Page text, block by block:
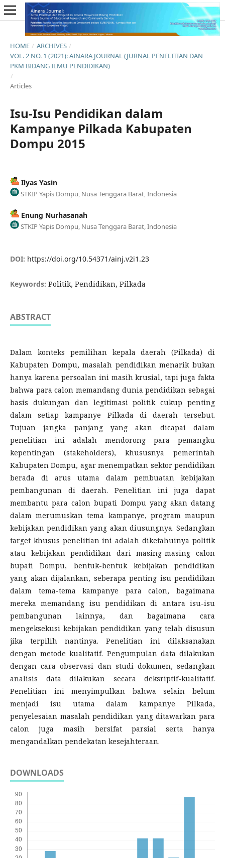
HOME / ARCHIVES /
VOL. 2 NO. 1 (2021): AINARA JOURNAL (JURNAL PENELITIAN DAN
PKM BIDANG ILMU PENDIDIKAN)
/
Articles
Isu-Isu Pendidikan dalam
Kampanye Pilkada Kabupaten
Dompu 2015
Ilyas Yasin
STKIP Yapis Dompu, Nusa Tenggara Barat, Indonesia
Enung Nurhasanah
STKIP Yapis Dompu, Nusa Tenggara Barat, Indonesia
DOI: https://doi.org/10.54371/ainj.v2i1.23
Keywords: Politik, Pendidikan, Pilkada
ABSTRACT
Dalam konteks pemilihan kepala daerah (Pilkada) di
Kabupaten Dompu, masalah pendidikan menarik bukan
hanya karena persoalan ini masih krusial, tapi juga fakta
bahwa para calon memandang dunia pendidikan sebagai
basis dukungan dan legitimasi politik cukup penting
dalam setiap kampanye Pilkada di daerah tersebut.
Tujuan jangka panjang yang akan dicapai dalam
penelitian ini adalah mendorong para pemangku
kepentingan (stakeholders), khususnya pemerintah
Kabupaten Dompu, agar menempatkan sektor pendidikan
berada di arus utama dalam pembuatan kebijakan
pembangunan di daerah. Penelitian ini juga dapat
membantu para calon bupati Dompu yang akan datang
dalam merumuskan tema kampanye, program maupun
kebijakan pendidikan yang akan diusungnya. Sedangkan
target khusus penelitian ini adalah diketahuinya politik
atau kebijakan pendidikan dari masing-masing calon
bupati Dompu, bentuk-bentuk kebijakan pendidikan
yang akan dijalankan, seberapa penting isu pendidikan
dalam tema-tema kampanye para calon, bagaimana
mereka memandang isu pendidikan di antara isu-isu
pembangunan lainnya, dan bagaimana cara
mengeksekusi kebijakan pendidikan yang telah disusun
jika terpilih nantinya. Penelitian ini dilaksanakan
dengan metode kualitatif. Pengumpulan data dilakukan
dengan cara observasi dan studi dokumen, sedangkan
analisis data dilakukan secara deksriptif-kualitatif.
Penelitian ini menyimpulkan bahwa selain belum
menjadi isu utama dalam kampanye Pilkada,
penyelesaian masalah pendidikan yang ditawarkan para
calon juga masih bersifat parsial serta hanya
mengandalkan pendekatan kesejahteraan.
DOWNLOADS